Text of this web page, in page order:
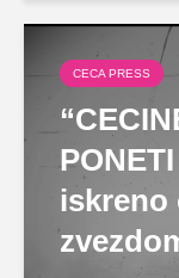
CECA PRESS
iskreno